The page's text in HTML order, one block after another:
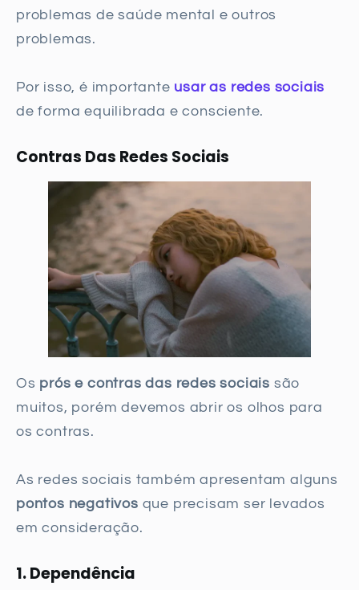
problemas de saúde mental e outros
problemas.
Por isso, é importante usar as redes sociais
de forma equilibrada e consciente.
Contras Das Redes Sociais
Os prós e contras das redes sociais são
muitos, porém devemos abrir os olhos para
os contras.
As redes sociais também apresentam alguns
pontos negativos que precisam ser levados
em consideração.
1. Dependência